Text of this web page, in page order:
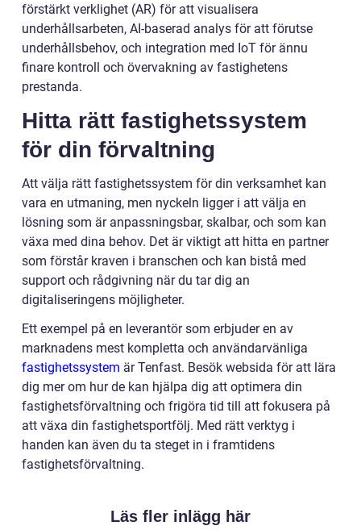
förstärkt verklighet (AR) för att visualisera
underhållsarbeten, AI-baserad analys för att förutse
underhållsbehov, och integration med IoT för ännu
finare kontroll och övervakning av fastighetens
prestanda.
Hitta rätt fastighetssystem
för din förvaltning
Att välja rätt fastighetssystem för din verksamhet kan
vara en utmaning, men nyckeln ligger i att välja en
lösning som är anpassningsbar, skalbar, och som kan
växa med dina behov. Det är viktigt att hitta en partner
som förstår kraven i branschen och kan bistå med
support och rådgivning när du tar dig an
digitaliseringens möjligheter.
Ett exempel på en leverantör som erbjuder en av
marknadens mest kompletta och användarvänliga
fastighetssystem är Tenfast. Besök websida för att lära
dig mer om hur de kan hjälpa dig att optimera din
fastighetsförvaltning och frigöra tid till att fokusera på
att växa din fastighetsportfölj. Med rätt verktyg i
handen kan även du ta steget in i framtidens
fastighetsförvaltning.
Läs fler inlägg här